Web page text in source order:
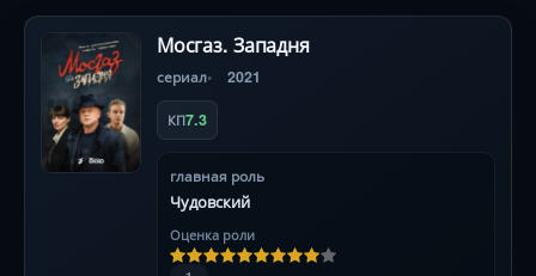
Мосгаз. Западня
сериал 2021
КП7.3
главная роль
Чудовский
Оценка роли